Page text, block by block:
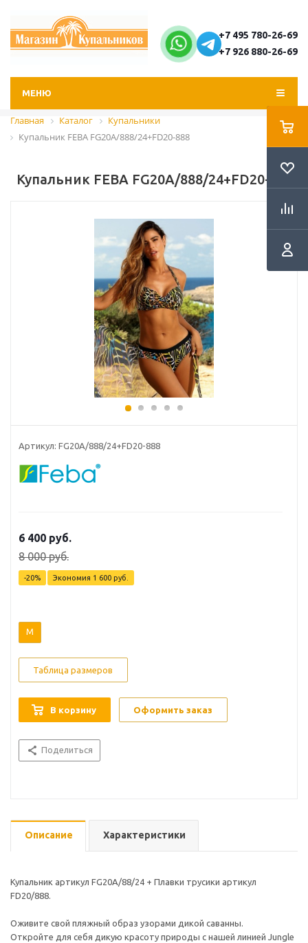
+7 495 780-26-69
+7 926 880-26-69
МЕНЮ
Главная Каталог
Купальники
Купальник FEBA FG20A/888/24+FD20-888
Купальник FEBA FG20A/888/24+FD20-888
Артикул: FG20A/888/24+FD20-888
6 400 руб.
8 000руб.
-20% Экономия 1 600 руб.
M
Таблица размеров
В корзину Оформить заказ
Поделиться
Описание Характеристики
Купальник артикул FG20A/88/24 + Плавки трусики артикул
FD20/888.
Оживите свой пляжный образ узорами дикой саванны.
Откройте для себя дикую красоту природы с нашей линией Jungle